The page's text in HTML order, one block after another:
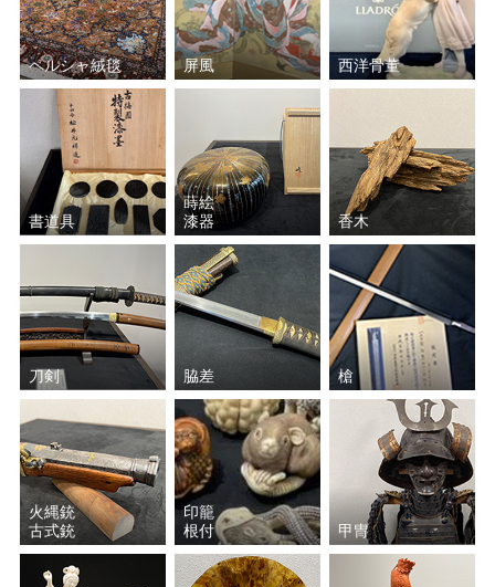
佐々木 象堂 前田 竹房斎
長野 垤志
慶入 （十一代楽 吉左衛
門）
奥村 吉兵衛 前田 昭博
飛来 一閑
大西 清右衛門
高橋道八 駒澤 利斎
館林 源右衛門 大樋 長左衛門
中里 太郎右衛門 岡部 嶺男
表千家十三代 無盡宗左 即
中斎
三輪 休雪
ペルシャ絨毯 屏風 西洋骨董
書道具
蒔絵
漆器
香木
刀剣 脇差 槍
火縄銃
古式銃
印籠
根付
甲冑